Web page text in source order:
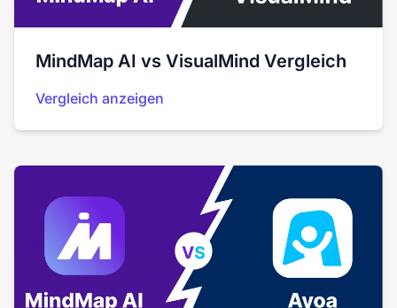
MindMap AI vs VisualMind Vergleich
Vergleich anzeigen